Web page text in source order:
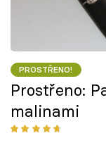
PROSTŘENO!
Prostřeno:
malinami